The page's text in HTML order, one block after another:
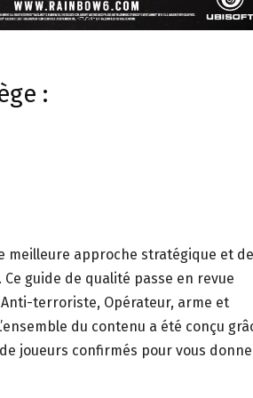
:
meilleure approche stratégique et de
guide de qualité passe en revue
terroriste, Opérateur, arme et
du contenu a été conçu
de joueurs confirmés pour vous